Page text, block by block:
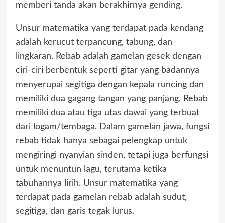
memberi tanda akan berakhirnya gending.
Unsur matematika yang terdapat pada kendang
adalah kerucut terpancung, tabung, dan
lingkaran. Rebab adalah gamelan gesek dengan
ciri-ciri berbentuk seperti gitar yang badannya
menyerupai segitiga dengan kepala runcing dan
memiliki dua gagang tangan yang panjang. Rebab
memiliki dua atau tiga utas dawai yang terbuat
dari logam/tembaga. Dalam gamelan jawa, fungsi
rebab tidak hanya sebagai pelengkap untuk
mengiringi nyanyian sinden, tetapi juga berfungsi
untuk menuntun lagu, terutama ketika
tabuhannya lirih. Unsur matematika yang
terdapat pada gamelan rebab adalah sudut,
segitiga, dan garis tegak lurus.